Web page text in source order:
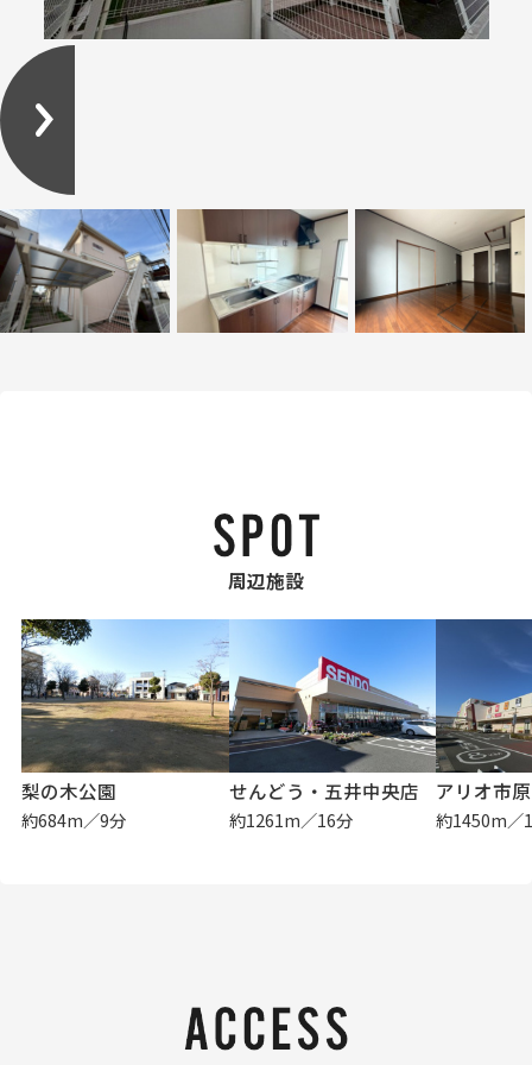
周辺施設
梨の木公園
約684m／9分
せんどう・五井中央店
約1261m／16分
アリオ市原
約1450m／